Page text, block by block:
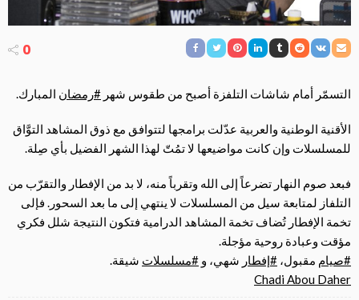
0
التسمّر أمام شاشات التلفزة أصبح من طقوس شهر #رمضان المبارك.
الأقنية الوطنية والعربية عدّلت برامجها لتتوافق مع ذوق المشاهد التوَّاق
للمسلسلات وإن كانت مواضيعها لا تمُتّ لهذا الشهر الفضيل بأي صِلة.
فبعد صوم النهار تضرعاً إلى الله وتقرباً منه، لا بد من الإفطار والتقرّب من
التلفاز لمتابعة سيل من المسلسلات لا ينتهي إلى ما بعد السحور. فإلى
تخمة الإفطار تُضاف تخمة المشاهد الدرامية فتكون النتيجة شلل فكري
مؤقت وعبادة روحية مؤجلة.
#صيام مقبول، #إفطار شهي، و #مسلسلات شيقة.
Chadi Abou Daher